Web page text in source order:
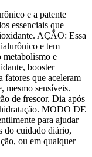
e a patente
essenciais que
AÇÃO: Essa
e tem
metabolismo e
booster
fatores que aceleram
mesmo sensíveis.
de frescor. Dia após
MODO DE
para ajudar
do cuidado diário,
ou em qualquer